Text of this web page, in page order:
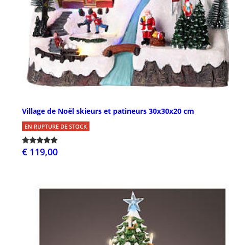
Village de Noël skieurs et patineurs 30x30x20 cm
EN RUPTURE DE STOCK
€ 119,00